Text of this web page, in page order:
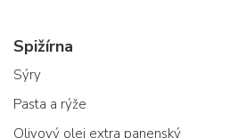
Spižírna
Sýry
Pasta a rýže
Olivový olej extra panenský